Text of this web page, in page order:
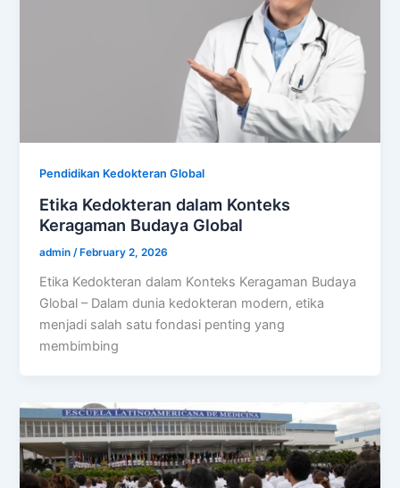
Pendidikan Kedokteran Global
Etika Kedokteran dalam Konteks
Keragaman Budaya Global
admin /February 2, 2026
Etika Kedokteran dalam Konteks Keragaman Budaya
Global – Dalam dunia kedokteran modern, etika
menjadi salah satu fondasi penting yang
membimbing